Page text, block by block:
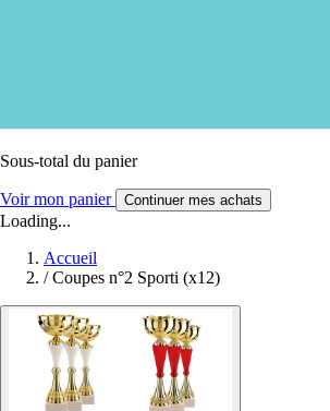
Sous-total du panier
Voir mon panier Continuer mes achats
Loading...
Accueil
/ Coupes n°2 Sporti (x12)